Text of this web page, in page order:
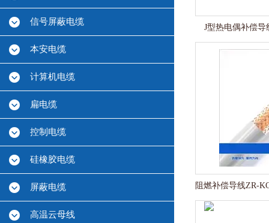
信号屏蔽电缆
本安电缆
计算机电缆
扁电缆
控制电缆
硅橡胶电缆
屏蔽电缆
高温云母线
J型热电偶补偿导